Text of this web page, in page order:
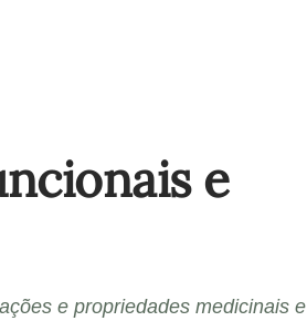
e
e propriedades medicinais